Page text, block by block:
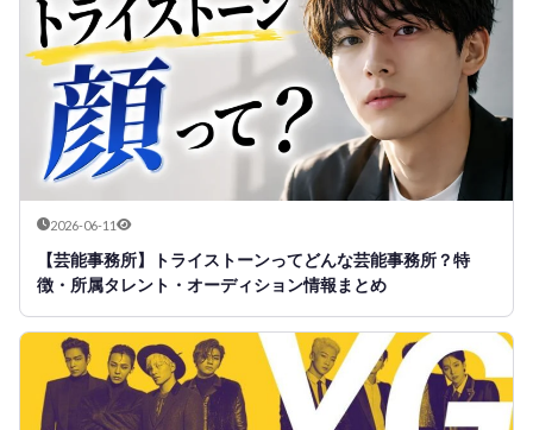
2026-06-11
【芸能事務所】トライストーンってどんな芸能事務所？特
徴・所属タレント・オーディション情報まとめ